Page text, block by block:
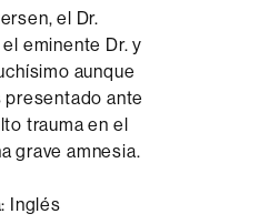
el Dr.
eminente Dr. y
aunque
presentado ante
trauma en el
grave amnesia.
Inglés